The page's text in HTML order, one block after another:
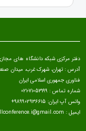
دفتر مرکزی شبکه دانشگاه های
آدرس : تهران، شهرک غرب، میدان
فناوری جمهوری اسلامی ایران
شماره تماس : 71053199-021
واتس آپ ایران: 989902936615+
ایمیل : allconference.i@gmail.com